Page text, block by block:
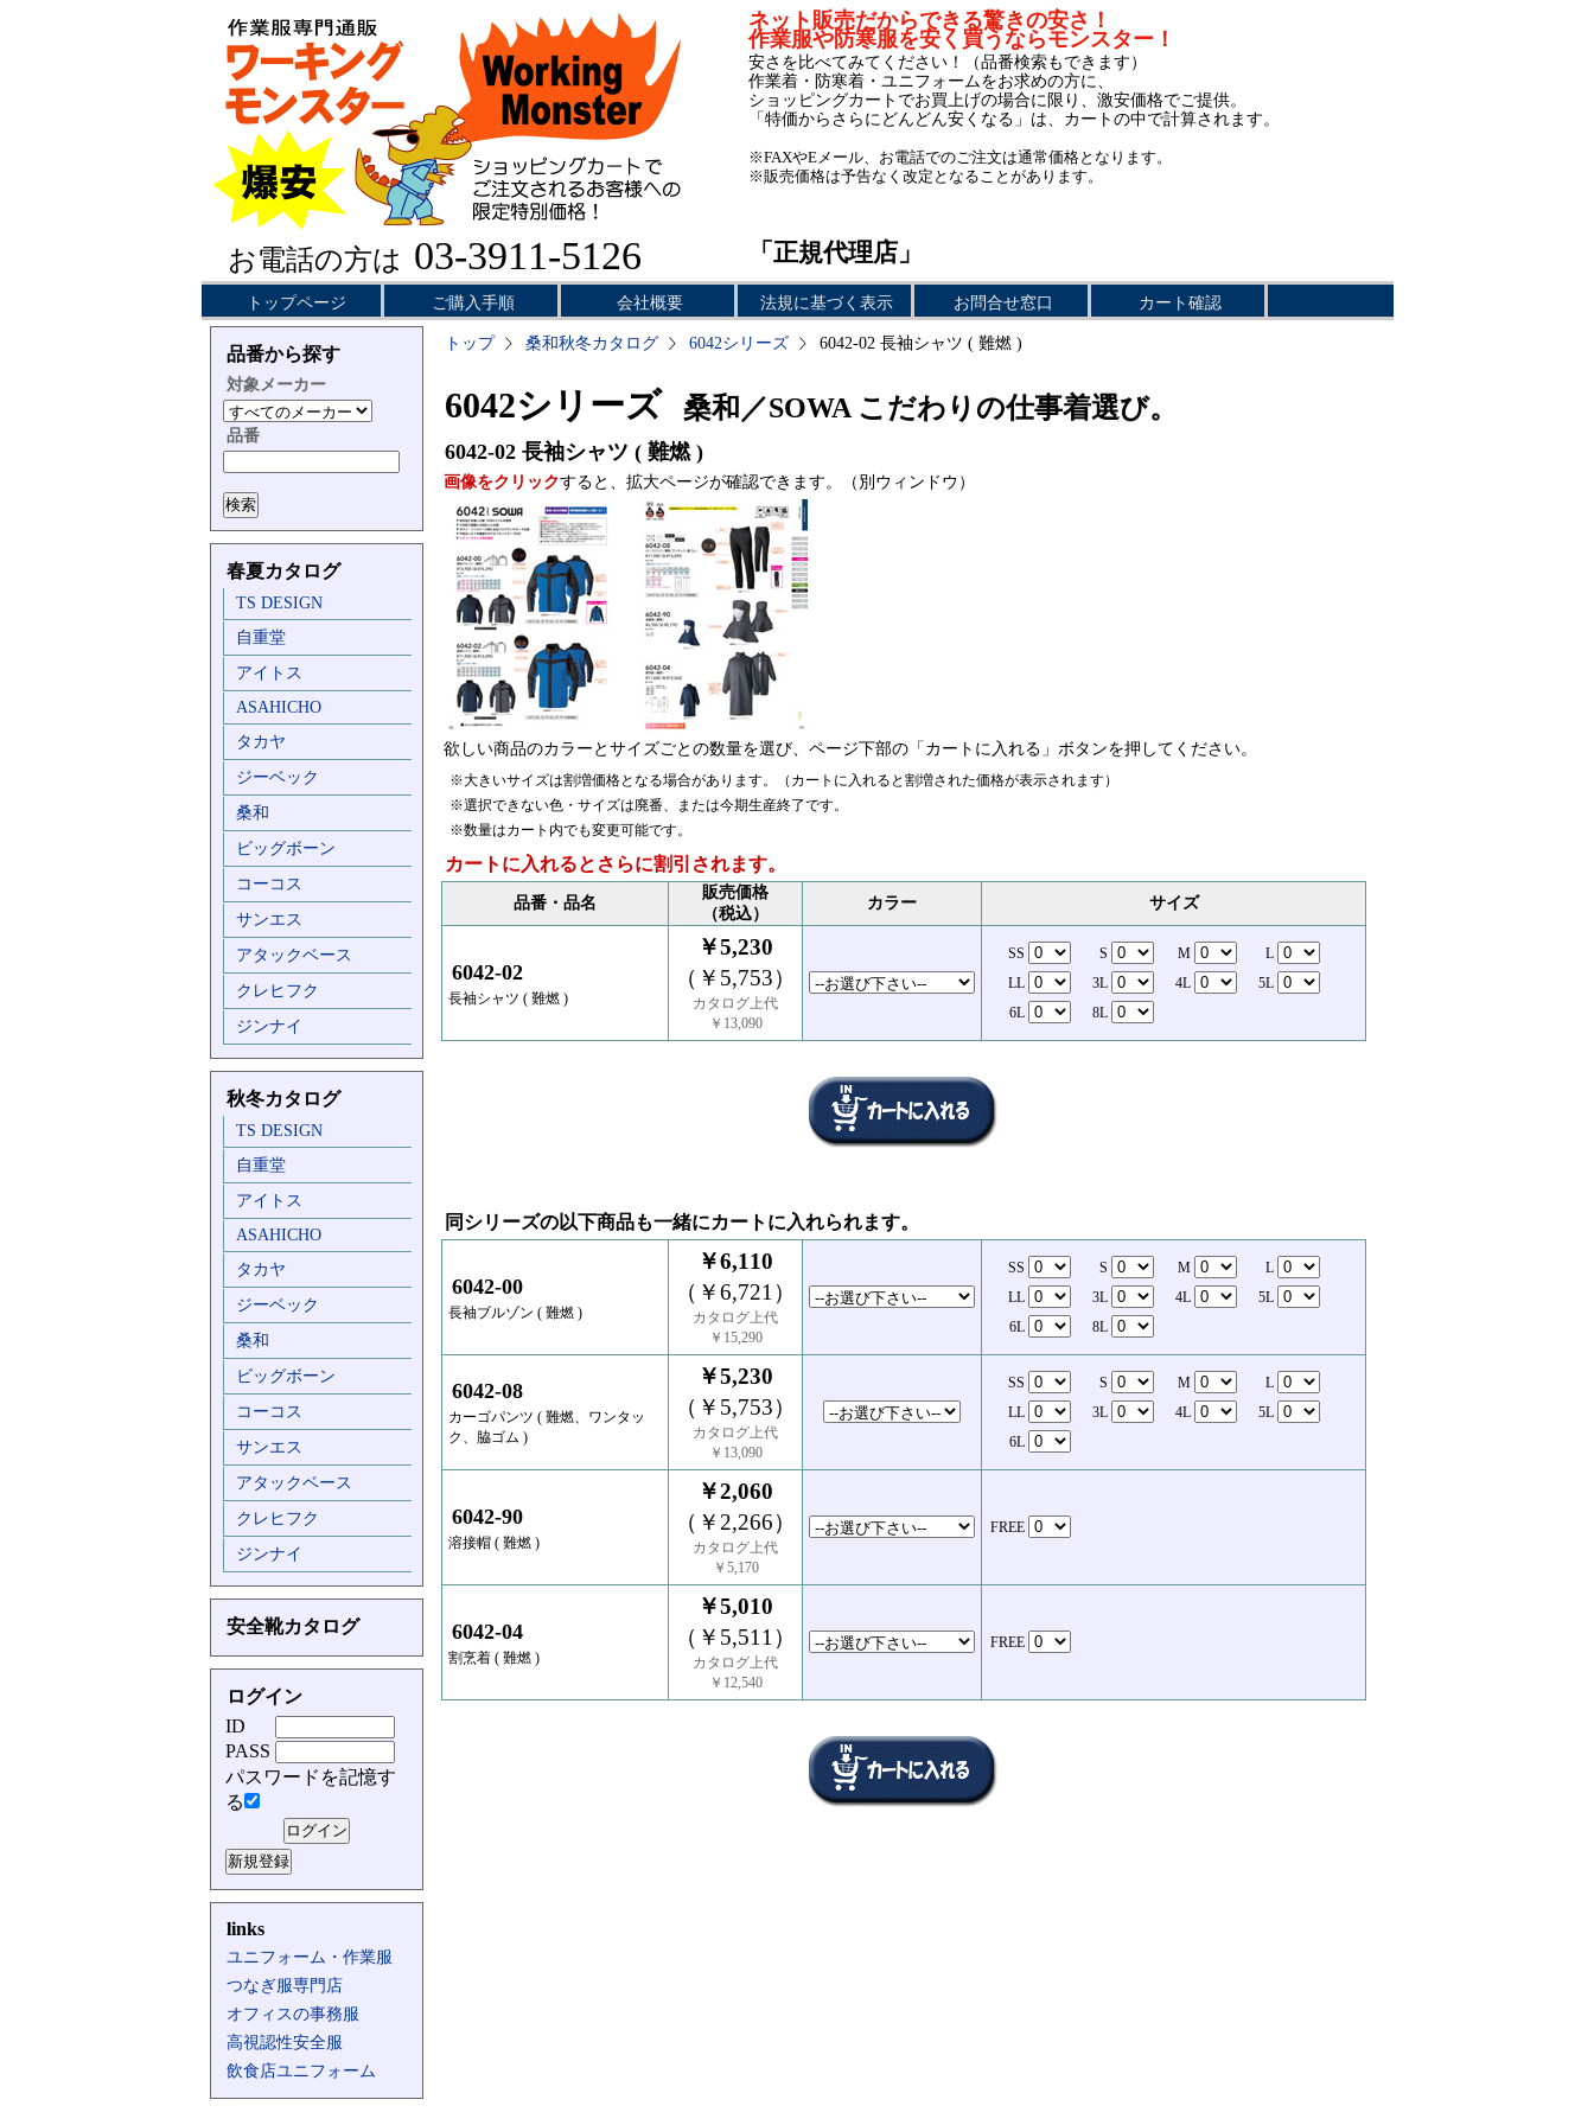
お電話の方は 03-3911-5126
ネット販売だからできる驚きの安さ！
作業服や防寒服を安く買うならモンスター！
安さを比べてみてください！（品番検索もできます）
作業着・防寒着・ユニフォームをお求めの方に、
ショッピングカートでお買上げの場合に限り、激安価格でご提供。
「特価からさらにどんどん安くなる」は、カートの中で計算されます。
※FAXやEメール、お電話でのご注文は通常価格となります。
※販売価格は予告なく改定となることがあります。
「正規代理店」
トップページ ご購入手順 会社概要 法規に基づく表示 お問合せ窓口 カート確認
品番から探す
対象メーカー
品番
春夏カタログ
TS DESIGN
自重堂
アイトス
ASAHICHO
タカヤ
ジーベック
桑和
ビッグボーン
コーコス
サンエス
アタックベース
クレヒフク
ジンナイ
秋冬カタログ
TS DESIGN
自重堂
アイトス
ASAHICHO
タカヤ
ジーベック
桑和
ビッグボーン
コーコス
サンエス
アタックベース
クレヒフク
ジンナイ
安全靴カタログ
ログイン
ID
PASS
パスワードを記憶す
る
links
ユニフォーム・作業服
つなぎ服専門店
オフィスの事務服
高視認性安全服
飲食店ユニフォーム
トップ 桑和秋冬カタログ 6042シリーズ 6042-02 長袖シャツ ( 難燃 )
6042シリーズ 桑和／SOWA こだわりの仕事着選び。
6042-02 長袖シャツ ( 難燃 )
画像をクリックすると、拡大ページが確認できます。（別ウィンドウ）
欲しい商品のカラーとサイズごとの数量を選び、ページ下部の「カートに入れる」ボタンを押してください。
※大きいサイズは割増価格となる場合があります。（カートに入れると割増された価格が表示されます）
※選択できない色・サイズは廃番、または今期生産終了です。
※数量はカート内でも変更可能です。
カートに入れるとさらに割引されます。
品番・品名
販売価格
（税込）
カラー サイズ
6042-02
長袖シャツ ( 難燃 )
￥5,230
（￥5,753）
カタログ上代
￥13,090
SS S M
L
LL
3L 4L
5L
6L
8L
同シリーズの以下商品も一緒にカートに入れられます。
6042-00
長袖ブルゾン ( 難燃 )
￥6,110
（￥6,721）
カタログ上代
￥15,290
SS S M
L
LL
3L 4L
5L
6L
8L
6042-08
カーゴパンツ ( 難燃、ワンタッ
ク、脇ゴム )
￥5,230
（￥5,753）
カタログ上代
￥13,090
SS S M
L
LL
3L 4L
5L
6L
6042-90
溶接帽 ( 難燃 )
￥2,060
（￥2,266）
カタログ上代
￥5,170
FREE
6042-04
割烹着 ( 難燃 )
￥5,010
（￥5,511）
カタログ上代
￥12,540
FREE